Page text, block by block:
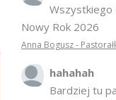
Wszystkiego
Nowy Rok 2026
Anna Bogusz -
hahahah
Bardziej tu